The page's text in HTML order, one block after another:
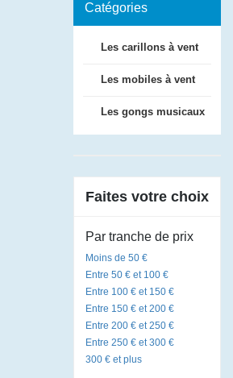
Catégories
Les carillons à vent
Les mobiles à vent
Les gongs musicaux
Faites votre choix
Par tranche de prix
Moins de 50 €
Entre 50 € et 100 €
Entre 100 € et 150 €
Entre 150 € et 200 €
Entre 200 € et 250 €
Entre 250 € et 300 €
300 € et plus